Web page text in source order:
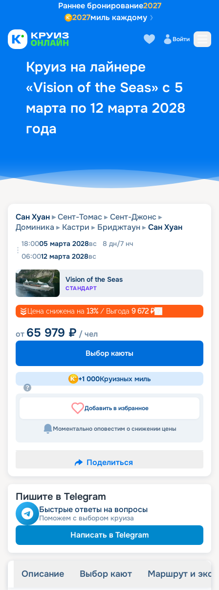
Раннее бронирование2027
2027миль каждому
Войти
Круиз на лайнере
«Vision of the Seas» с 5
марта по 12 марта 2028
года
Выбор кают Маршрут и
Сан Хуан Сент-Томас
Сент-Джонс
Доминика
Кастри Бриджтаун Сан Хуан
18:0005 марта 2028вс 8 дн/7 нч
06:0012 марта 2028вс
Vision of the Seas
СТАНДАРТ
Цена снижена на 13% / Выгода 9 672 ₽
от 65 979 ₽ / чел
Выбор каюты
+1 000Круизных миль
Добавить в избранное
Моментально оповестим о снижении цены
Поделиться
Пишите в Telegram
Быстрые ответы на вопросы
Поможем с выбором круиза
Написать в Telegram
Описание Выбор кают Маршрут и